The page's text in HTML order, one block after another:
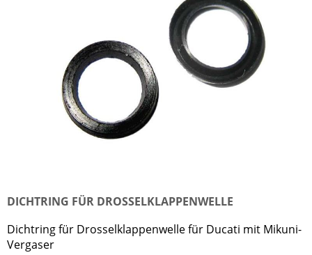
DICHTRING FÜR DROSSELKLAPPENWELLE
Dichtring für Drosselklappenwelle für Ducati mit Mikuni-
Vergaser